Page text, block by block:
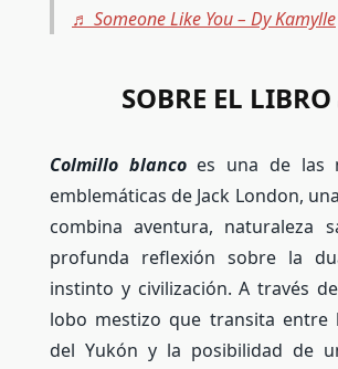
♬ Someone Like You – Dy Kamylle
SOBRE EL LIBRO
Colmillo blancoes una de las
emblemáticas de Jack London,
combina aventura, naturaleza
profunda reflexión sobre la
instinto y civilización. A través
lobo mestizo que transita entre
del Yukón y la posibilidad de